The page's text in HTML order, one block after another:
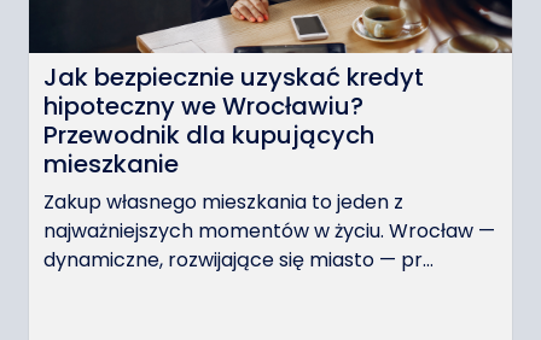
Jak bezpiecznie uzyskać kredyt
hipoteczny we Wrocławiu?
Przewodnik dla kupujących
mieszkanie
Zakup własnego mieszkania to jeden z
najważniejszych momentów w życiu. Wrocław —
dynamiczne, rozwijające się miasto — pr...